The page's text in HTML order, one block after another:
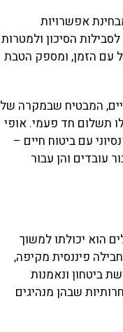
אפשרויות
הסיכון ולמטרות
עם הזמן, ומספק הטבת
המבטיח שבמקרה של
תשלום חד פעמי. אופי
עם ביטוח חיים –
עובדים והן עבור
הוא יכולתו למשוך
פיננסית מקיפה,
ביטחון ונאמנות
שבהן מנהיגים